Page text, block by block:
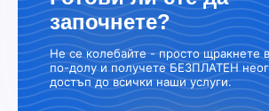
започнете?
Не се колебайте - просто щракнете
по-долу и получете БЕЗПЛАТЕН
достъп до всички наши услуги.